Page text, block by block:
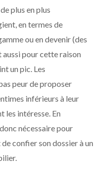
plus en plus
en termes de
ou en devenir (des
aussi pour cette raison
un pic. Les
peur de proposer
inférieurs à leur
les intéresse. En
nécessaire pour
confier son dossier à un